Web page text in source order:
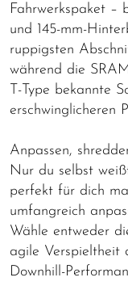
Fahrwerkspaket –
und 145-mm-
ruppigsten
während die
T-Type bekannte
erschwinglicheren
Anpassen,
Nur du selbst
perfekt für dich
umfangreich
Wähle entweder
agile Verspieltheit
Downhill-